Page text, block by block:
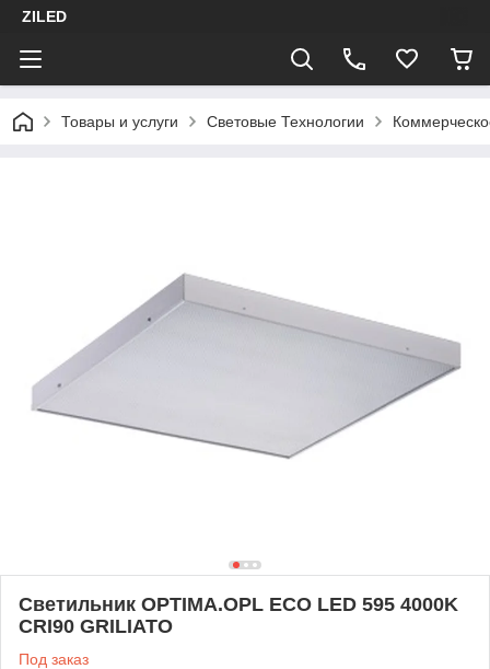
ZILED
Товары и услуги Световые Технологии
Светильник OPTIMA.OPL ECO LED 595 4000K
CRI90 GRILIATO
Под заказ